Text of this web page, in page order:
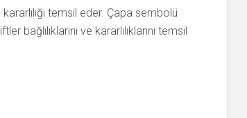
temsil eder. Çapa sembolü
ve kararlılıklarını temsil